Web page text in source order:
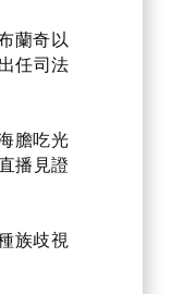
蘭奇以
任司法
膽吃光
播見證
族歧視